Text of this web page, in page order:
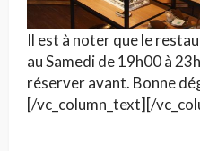
Il est à noter que le
au Samedi de 19h00 à
réserver avant. Bonne
[/vc_column_text][/